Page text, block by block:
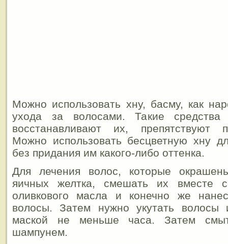
Можно использовать хну, басму, как
ухода за волосами. Такие средства
восстанавливают их, препятствуют
Можно использовать бесцветную хну
без придания им какого-либо оттенка.
Для лечения волос, которые
яичных желтка, смешать их вместе
оливкового масла и конечно же
волосы. Затем нужно укутать волосы
маской не меньше часа. Затем
шампунем.